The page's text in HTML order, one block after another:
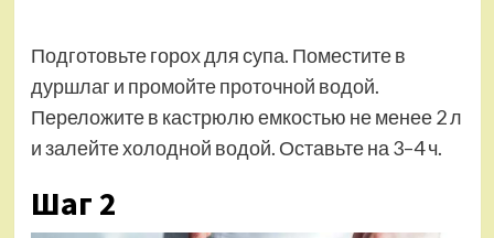
Подготовьте горох для супа. Поместите в
дуршлаг и промойте проточной водой.
Переложите в кастрюлю емкостью не менее 2 л
и залейте холодной водой. Оставьте на 3–4 ч.
Шаг 2